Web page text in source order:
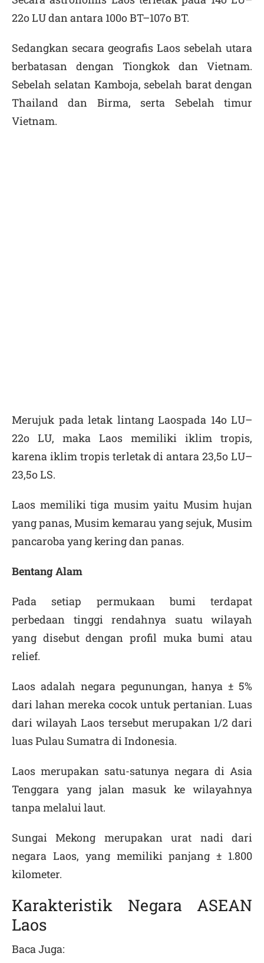
22oLU dan antara 100oBT–107oBT.
Sedangkan secara geografis Laos sebelah utara
berbatasan dengan Tiongkok dan Vietnam.
Sebelah selatan Kamboja, sebelah barat dengan
Thailand dan Birma, serta Sebelah timur
Vietnam.
Merujuk pada letak lintang Laospada 14oLU–
22o LU, maka Laos memiliki iklim tropis,
karena iklim tropis terletak di antara 23,5o LU–
23,5oLS.
Laos memiliki tiga musim yaitu Musim hujan
yang panas, Musim kemarau yang sejuk, Musim
pancaroba yang kering dan panas.
Bentang Alam
Pada setiap permukaan bumi terdapat
perbedaan tinggi rendahnya suatu wilayah
yang disebut dengan profil muka bumi atau
relief.
Laos adalah negara pegunungan, hanya ± 5%
dari lahan mereka cocok untuk pertanian. Luas
dari wilayah Laos tersebut merupakan 1/2 dari
luas Pulau Sumatra di Indonesia.
Laos merupakan satu-satunya negara di Asia
Tenggara yang jalan masuk ke wilayahnya
tanpa melalui laut.
Sungai Mekong merupakan urat nadi dari
negara Laos, yang memiliki panjang ± 1.800
kilometer.
Karakteristik Negara ASEAN
Laos
Baca Juga: